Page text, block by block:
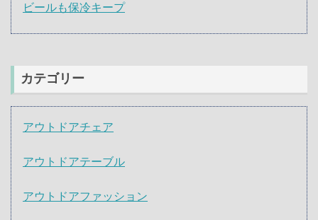
ビールも保冷キープ
カテゴリー
アウトドアチェア
アウトドアテーブル
アウトドアファッション